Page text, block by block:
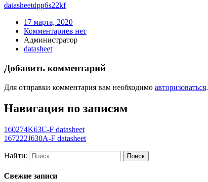
datasheetdpp6s22kf
17 марта, 2020
Комментариев нет
Администратор
datasheet
Добавить комментарий
Для отправки комментария вам необходимо авторизоваться.
Навигация по записям
160274K63C-F datasheet
167222J630A-F datasheet
Найти:
Свежие записи